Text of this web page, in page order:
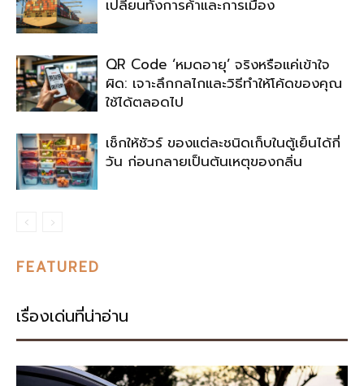
เปลี่ยนทั้งการค้าและการเมือง
QR Code ‘หมดอายุ’ จริงหรือแค่เข้าใจ
ผิด: เจาะลึกกลไกและวิธีทำให้โค้ดของคุณ
ใช้ได้ตลอดไป
เช็กให้ชัวร์ ของแต่ละชนิดเก็บในตู้เย็นได้กี่
วัน ก่อนกลายเป็นต้นเหตุของกลิ่น
FEATURED
เรื่องเด่นที่น่าอ่าน